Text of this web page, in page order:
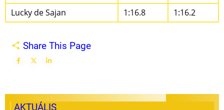
Lucky de Sajan
1:16.8 1:16.2
Share This Page
AKTUÁLIS